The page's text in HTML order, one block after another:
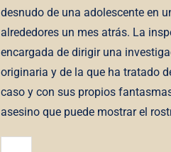
desnudo de una adolescente en
alrededores un mes atrás. La
encargada de dirigir una
originaria y de la que ha tratado
caso y con sus propios
asesino que puede mostrar el